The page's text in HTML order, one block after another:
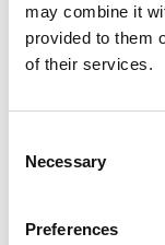
may combine it
provided to them
of their services.
Selection
Necessary
Preferences